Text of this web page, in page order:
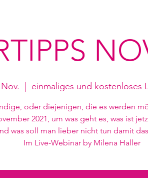
einmaliges und kostenloses
oder diejenigen, die es werden
2021, um was geht es, was ist
was soll man lieber nicht tun damit
Im Live-Webinar by Milena Haller